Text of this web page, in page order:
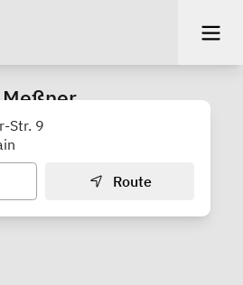
Jugendmedizin
Str. 9
Route